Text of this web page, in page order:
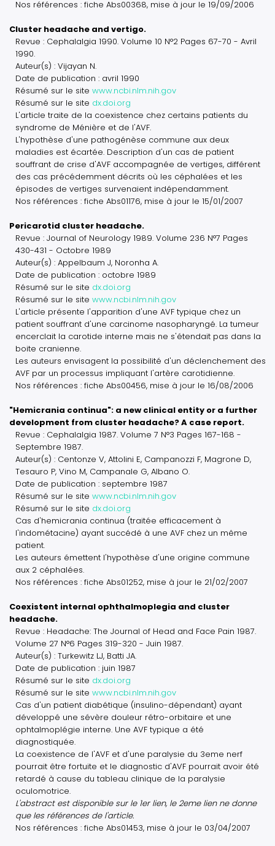
Nos références : fiche Abs00368, mise à jour le 19/09/2006
Cluster headache and vertigo.
Revue : Cephalalgia 1990. Volume 10 N°2 Pages 67-70 - Avril
1990.
Auteur(s) : Vijayan N.
Date de publication : avril 1990
Résumé sur le site www.ncbi.nlm.nih.gov
Résumé sur le site dx.doi.org
L'article traite de la coexistence chez certains patients du
syndrome de Ménière et de l'AVF.
L'hypothèse d'une pathogénèse commune aux deux
maladies est écartée. Description d'un cas de patient
souffrant de crise d'AVF accompagnée de vertiges, différent
des cas précédemment décrits où les céphalées et les
épisodes de vertiges survenaient indépendamment.
Nos références : fiche Abs01176, mise à jour le 15/01/2007
Pericarotid cluster headache.
Revue : Journal of Neurology 1989. Volume 236 N°7 Pages
430-431 - Octobre 1989
Auteur(s) : Appelbaum J, Noronha A.
Date de publication : octobre 1989
Résumé sur le site dx.doi.org
Résumé sur le site www.ncbi.nlm.nih.gov
L'article présente l'apparition d'une AVF typique chez un
patient souffrant d'une carcinome nasopharyngé. La tumeur
encerclait la carotide interne mais ne s'étendait pas dans la
boite cranienne.
Les auteurs envisagent la possibilité d'un déclenchement des
AVF par un processus impliquant l'artère carotidienne.
Nos références : fiche Abs00456, mise à jour le 16/08/2006
"Hemicrania continua": a new clinical entity or a further
development from cluster headache? A case report.
Revue : Cephalalgia 1987. Volume 7 N°3 Pages 167-168 -
Septembre 1987.
Auteur(s) : Centonze V, Attolini E, Campanozzi F, Magrone D,
Tesauro P, Vino M, Campanale G, Albano O.
Date de publication : septembre 1987
Résumé sur le site www.ncbi.nlm.nih.gov
Résumé sur le site dx.doi.org
Cas d'hemicrania continua (traitée efficacement à
l'indométacine) ayant succédé à une AVF chez un même
patient.
Les auteurs émettent l'hypothèse d'une origine commune
aux 2 céphalées.
Nos références : fiche Abs01252, mise à jour le 21/02/2007
Coexistent internal ophthalmoplegia and cluster
headache.
Revue : Headache: The Journal of Head and Face Pain 1987.
Volume 27 N°6 Pages 319-320 - Juin 1987.
Auteur(s) : Turkewitz LJ, Batti JA.
Date de publication : juin 1987
Résumé sur le site dx.doi.org
Résumé sur le site www.ncbi.nlm.nih.gov
Cas d'un patient diabétique (insulino-dépendant) ayant
développé une sévère douleur rétro-orbitaire et une
ophtalmoplégie interne. Une AVF typique a été
diagnostiquée.
La coexistence de l'AVF et d'une paralysie du 3eme nerf
pourrait être fortuite et le diagnostic d'AVF pourrait avoir été
retardé à cause du tableau clinique de la paralysie
oculomotrice.
L'abstract est disponible sur le 1er lien, le 2eme lien ne donne
que les références de l'article.
Nos références : fiche Abs01453, mise à jour le 03/04/2007